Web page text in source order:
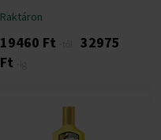
Raktáron
19460 Ft
32975
Ft